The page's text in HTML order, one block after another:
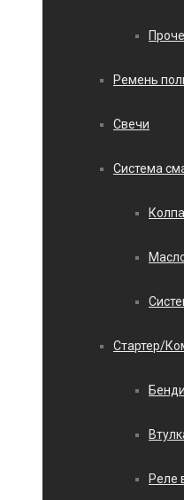
Ремень
Свечи
Система
Стартер/
Реле